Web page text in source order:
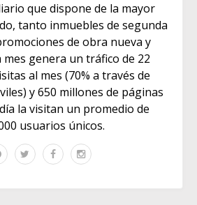
que dispone de la mayor
tanto inmuebles de segunda
de obra nueva y
mes genera un tráfico de 22
al mes (70% a través de
y 650 millones de páginas
la visitan un promedio de
usuarios únicos.